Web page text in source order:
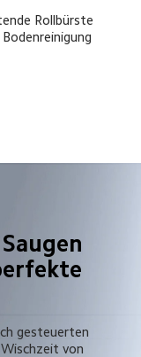
Rollbürste
Bodenreinigung
gesteuerten
von